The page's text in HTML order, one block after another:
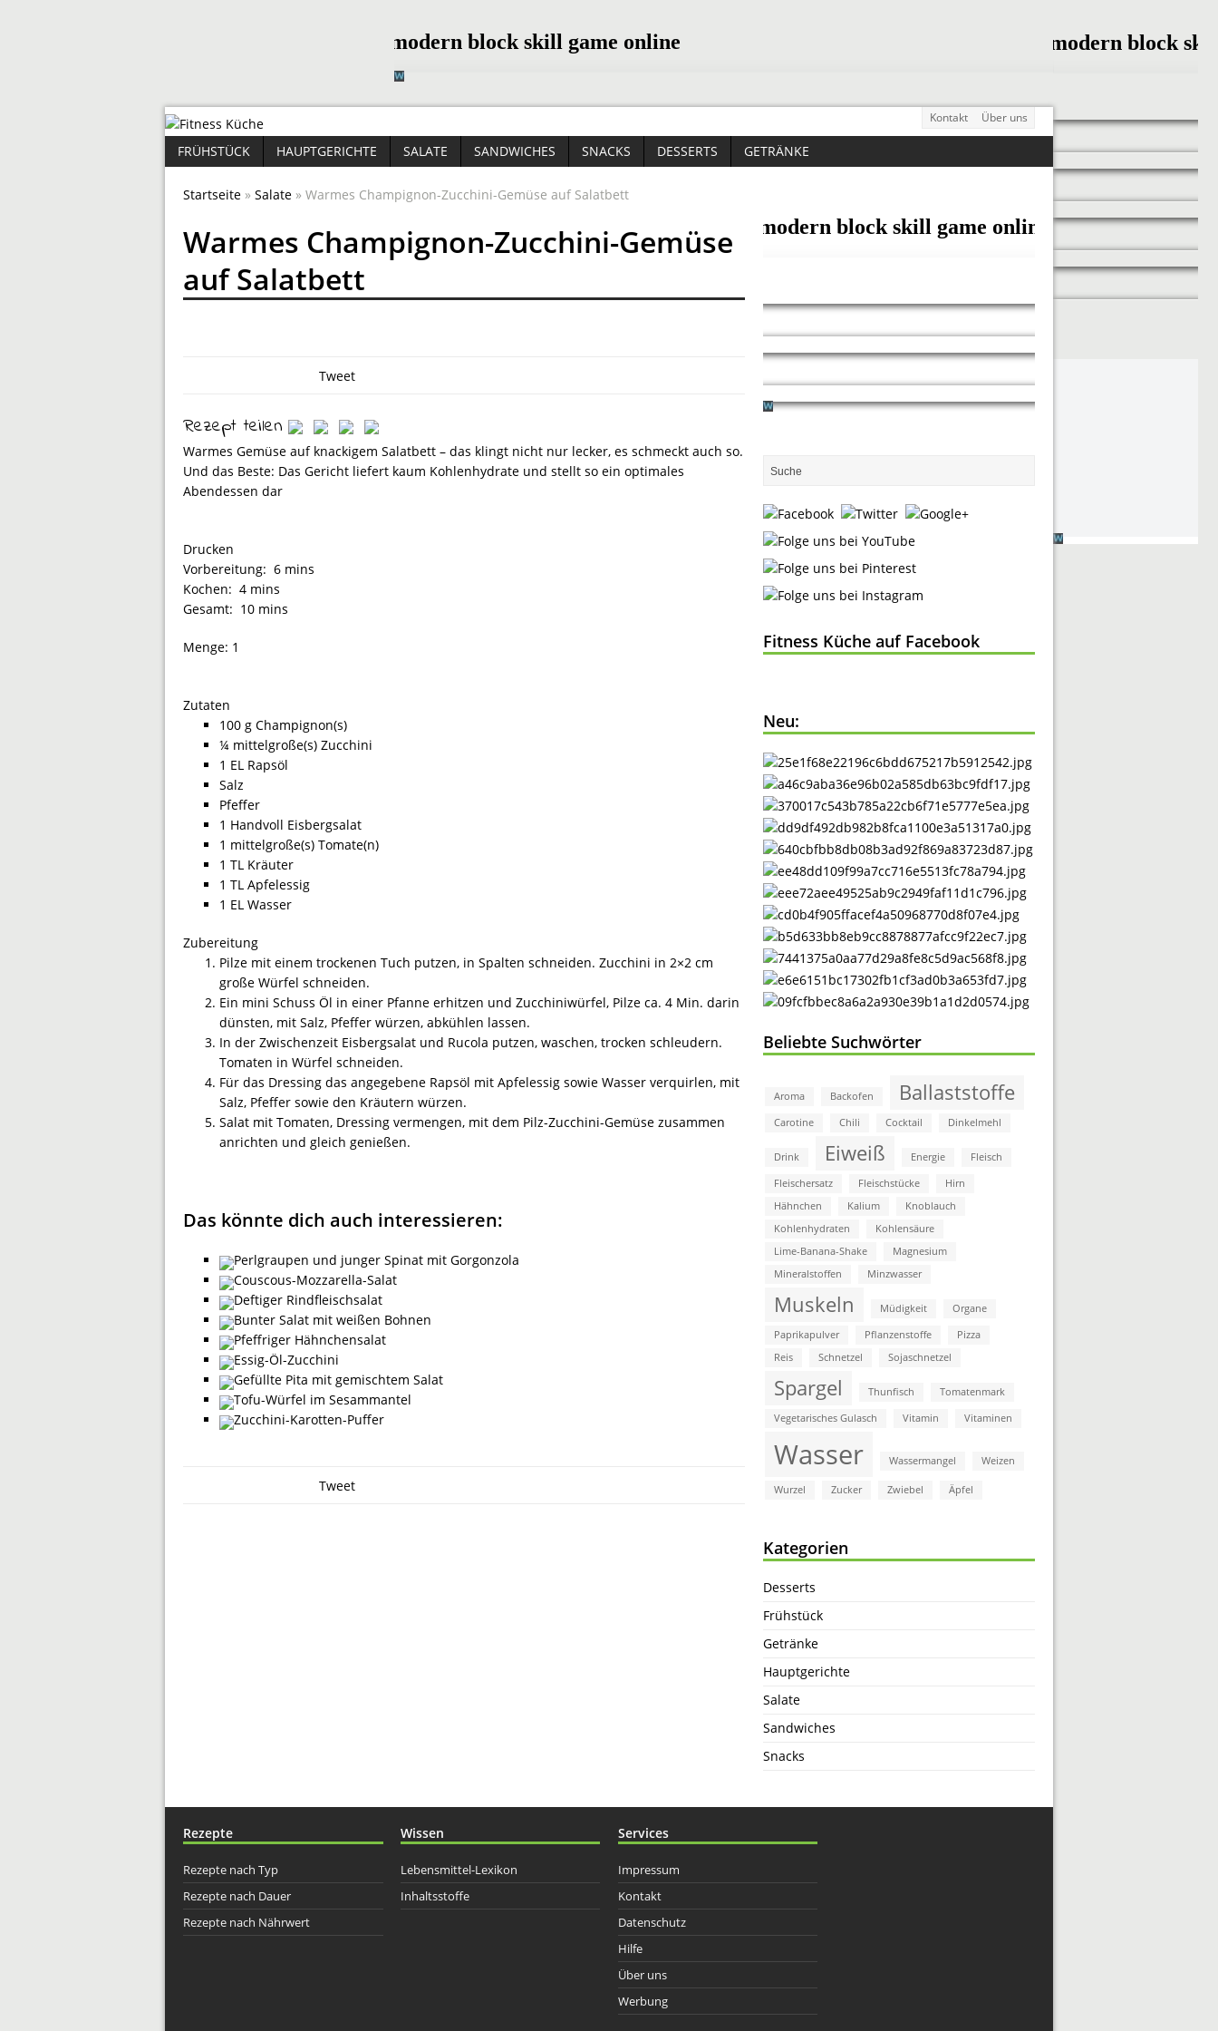
Kontakt Über uns
FRÜHSTÜCK HAUPTGERICHTE SALATE SANDWICHES SNACKS DESSERTS GETRÄNKE
Startseite » Salate » Warmes Champignon-Zucchini-Gemüse auf Salatbett
Warmes Champignon-Zucchini-Gemüse
auf Salatbett
Tweet
Rezept teilen
Warmes Gemüse auf knackigem Salatbett – das klingt nicht nur lecker, es schmeckt auch so.
Und das Beste: Das Gericht liefert kaum Kohlenhydrate und stellt so ein optimales
Abendessen dar
Drucken
Vorbereitung: 6 mins
Kochen: 4 mins
Gesamt: 10 mins
Menge: 1
Zutaten
100 g Champignon(s)
¼ mittelgroße(s) Zucchini
1 EL Rapsöl
Salz
Pfeffer
1 Handvoll Eisbergsalat
1 mittelgroße(s) Tomate(n)
1 TL Kräuter
1 TL Apfelessig
1 EL Wasser
Zubereitung
Pilze mit einem trockenen Tuch putzen, in Spalten schneiden. Zucchini in 2×2 cm
große Würfel schneiden.
Ein mini Schuss Öl in einer Pfanne erhitzen und Zucchiniwürfel, Pilze ca. 4 Min. darin
dünsten, mit Salz, Pfeffer würzen, abkühlen lassen.
In der Zwischenzeit Eisbergsalat und Rucola putzen, waschen, trocken schleudern.
Tomaten in Würfel schneiden.
Für das Dressing das angegebene Rapsöl mit Apfelessig sowie Wasser verquirlen, mit
Salz, Pfeffer sowie den Kräutern würzen.
Salat mit Tomaten, Dressing vermengen, mit dem Pilz-Zucchini-Gemüse zusammen
anrichten und gleich genießen.
Das könnte dich auch interessieren:
Perlgraupen und junger Spinat mit Gorgonzola
Couscous-Mozzarella-Salat
Deftiger Rindfleischsalat
Bunter Salat mit weißen Bohnen
Pfeffriger Hähnchensalat
Essig-Öl-Zucchini
Gefüllte Pita mit gemischtem Salat
Tofu-Würfel im Sesammantel
Zucchini-Karotten-Puffer
Tweet
Fitness Küche auf Facebook
Neu:
Beliebte Suchwörter
Aroma Backofen Ballaststoffe
Carotine Chili Cocktail Dinkelmehl
Drink Eiweiß Energie Fleisch
Fleischersatz Fleischstücke
Hirn
Hähnchen
Kalium
Knoblauch
Kohlenhydraten
Kohlensäure
Lime-Banana-Shake
Magnesium
Mineralstoffen
Minzwasser
Muskeln Müdigkeit Organe
Paprikapulver Pflanzenstoffe
Pizza
Reis
Schnetzel Sojaschnetzel
Spargel Thunfisch Tomatenmark
Vegetarisches Gulasch Vitamin Vitaminen
Wasser Wassermangel Weizen
Wurzel Zucker Zwiebel Äpfel
Kategorien
Desserts
Frühstück
Getränke
Hauptgerichte
Salate
Sandwiches
Snacks
Rezepte
Rezepte nach Typ
Rezepte nach Dauer
Rezepte nach Nährwert
Wissen
Lebensmittel-Lexikon
Inhaltsstoffe
Services
Impressum
Kontakt
Datenschutz
Hilfe
Über uns
Werbung